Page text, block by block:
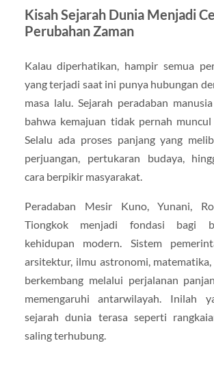
Kisah Sejarah Dunia Menjadi
Perubahan Zaman
Kalau diperhatikan, hampir semua
yang terjadi saat ini punya hubungan
masa lalu. Sejarah peradaban
bahwa kemajuan tidak pernah muncul
Selalu ada proses panjang yang
perjuangan, pertukaran budaya,
cara berpikir masyarakat.
Peradaban Mesir Kuno, Yunani,
Tiongkok menjadi fondasi bagi
kehidupan modern. Sistem
arsitektur, ilmu astronomi,
berkembang melalui perjalanan
memengaruhi antarwilayah. Inilah
sejarah dunia terasa seperti
saling terhubung.